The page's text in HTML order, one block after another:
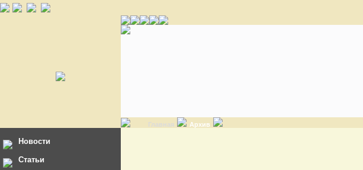
Главная Архив
Новости
Статьи